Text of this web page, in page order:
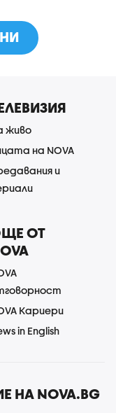
живо
на NOVA
и
ОТ
Кариери
in English
NOVA.BG